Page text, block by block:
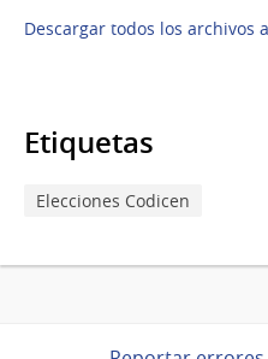
Descargar todos los archivos
Etiquetas
Elecciones Codicen